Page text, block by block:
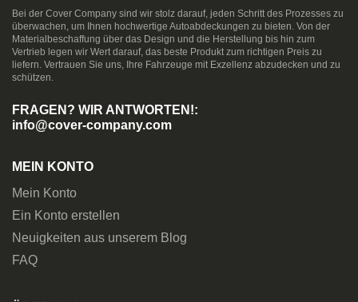
Bei der Cover Company sind wir stolz darauf, jeden Schritt des Prozesses zu
überwachen, um Ihnen hochwertige Autoabdeckungen zu bieten. Von der
Materialbeschaffung über das Design und die Herstellung bis hin zum
Vertrieb legen wir Wert darauf, das beste Produkt zum richtigen Preis zu
liefern. Vertrauen Sie uns, Ihre Fahrzeuge mit Exzellenz abzudecken und zu
schützen.
FRAGEN? WIR ANTWORTEN!:
info@cover-company.com
MEIN KONTO
Mein Konto
Ein Konto erstellen
Neuigkeiten aus unserem Blog
FAQ